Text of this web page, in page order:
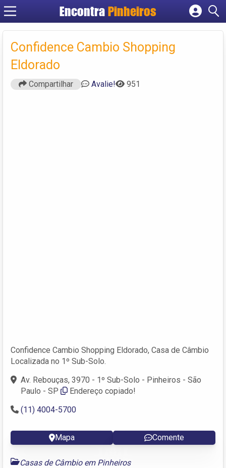
EncontraPinheiros
Cadastrar empresa
Criar conta
Confidence Cambio Shopping
Eldorado
Compartilhar Avalie! 951
Confidence Cambio Shopping Eldorado, Casa de Câmbio
Localizada no 1º Sub-Solo.
Av. Rebouças, 3970 - 1º Sub-Solo - Pinheiros - São
Paulo - SP
Endereço copiado!
(11) 4004-5700
Mapa Comente
Casas de Câmbio em Pinheiros